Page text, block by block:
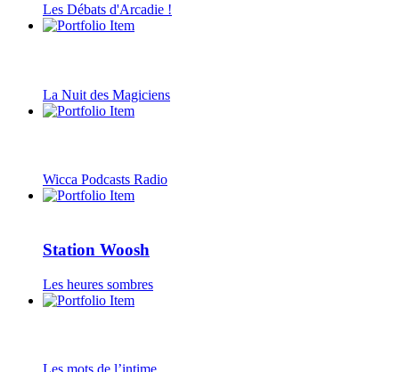
Les Débats d'Arcadie !
La Nuit des Magiciens
Wicca Podcasts Radio
Station Woosh
Les heures sombres
Les mots de l’intime